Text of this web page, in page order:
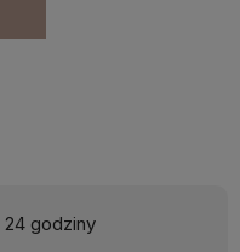
24 godziny